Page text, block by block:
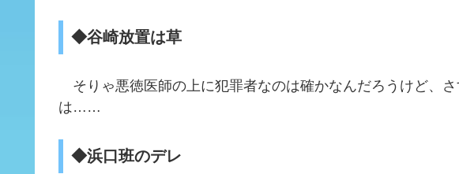
◆谷崎放置は草
そりゃ悪徳医師の上に犯罪者なのは確かなんだろうけど、
は……
◆浜口班のデレ